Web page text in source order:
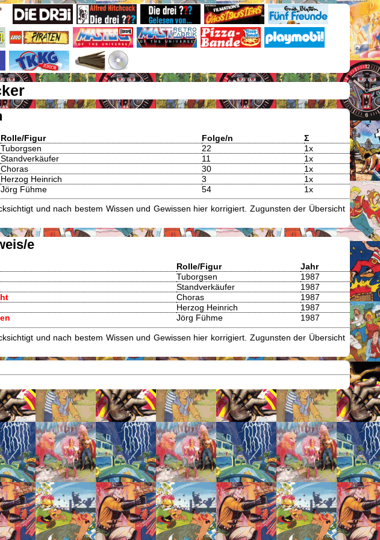
Rolle/Figur Folge/n
Σ
Tuborgsen 22
1x
Standverkäufer 11
1x
Choras 30
1x
Herzog Heinrich 3
1x
Jörg Fühme 54 1x
und nach bestem Wissen und Gewissen hier korrigiert. Zugunsten der Übersicht
e
Rolle/Figur
Jahr
Tuborgsen
1987
Standverkäufer
1987
Choras
1987
Herzog Heinrich
1987
Jörg Fühme 1987
und nach bestem Wissen und Gewissen hier korrigiert. Zugunsten der Übersicht